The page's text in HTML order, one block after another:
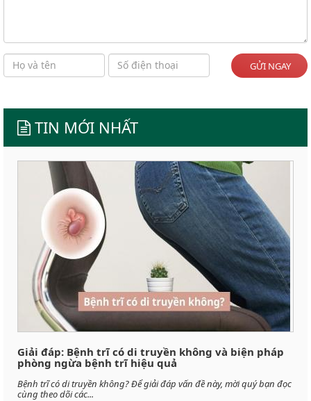
GỬI NGAY
TIN MỚI NHẤT
Giải đáp: Bệnh trĩ có di truyền không và biện pháp
phòng ngừa bệnh trĩ hiệu quả
Bệnh trĩ có di truyền không? Để giải đáp vấn đề này, mời quý bạn đọc
cùng theo dõi các...